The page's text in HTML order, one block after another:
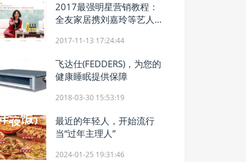
2017最强明星营销教程：
全友家居携刘嘉玲等艺人玩
2017-11-13 17:24:44
飞达仕(FEDDERS)，为您的
健康睡眠提供保障
2018-03-30 15:53:19
最近的年轻人，开始流行
当“过年主理人”
2024-01-25 19:31:46